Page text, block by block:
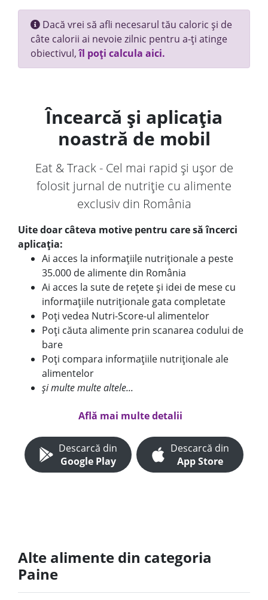
Dacă vrei să afli necesarul tău caloric și de
câte calorii ai nevoie zilnic pentru a-ți atinge
obiectivul,îl poți calcula aici.
Încearcă și aplicația
noastră de mobil
Eat & Track - Cel mai rapid și ușor de
folosit jurnal de nutriție cu alimente
exclusiv din România
Uite doar câteva motive pentru care să încerci
aplicația:
Ai acces la informațiile nutriționale a peste
35.000 de alimente din România
Ai acces la sute de rețete și idei de mese cu
informațiile nutriționale gata completate
Poți vedea Nutri-Score-ul alimentelor
Poți căuta alimente prin scanarea codului de
bare
Poți compara informațiile nutriționale ale
alimentelor
și multe multe altele...
Află mai multe detalii
Descarcă din
Google Play
Descarcă din
App Store
Alte alimente din categoria
Paine